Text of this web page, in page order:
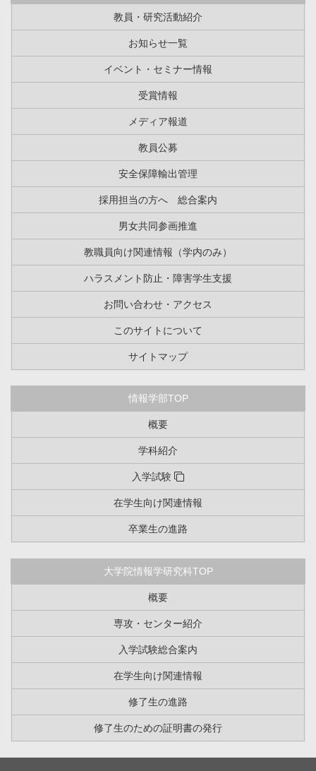
教員・研究活動紹介
お知らせ一覧
イベント・セミナー情報
受賞情報
メディア報道
教員公募
安全保障輸出管理
採用担当の方へ 総合案内
男女共同参画推進
教職員向け関連情報（学内のみ）
ハラスメント防止・障害学生支援
お問い合わせ・アクセス
このサイトについて
サイトマップ
情報学部TOP
概要
学科紹介
入学試験
在学生向け関連情報
卒業生の進路
大学院情報学研究科TOP
概要
専攻・センター紹介
入学試験総合案内
在学生向け関連情報
修了生の進路
修了生のための証明書の発行